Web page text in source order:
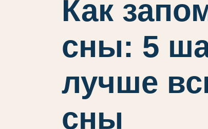
Как
сны: 5
лучше
сны